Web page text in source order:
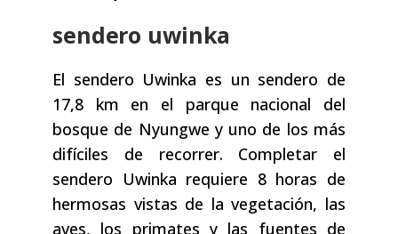
sendero uwinka
El sendero Uwinka es un sendero de
17,8 km en el parque nacional del
bosque de Nyungwe y uno de los más
difíciles de recorrer. Completar el
sendero Uwinka requiere 8 horas de
hermosas vistas de la vegetación, las
aves, los primates y las fuentes de